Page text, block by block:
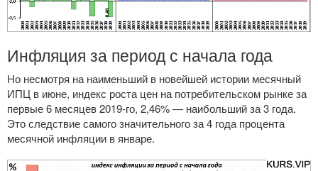
Инфляция за период с начала года
Но несмотря на наименьший в новейшей истории месячный
ИПЦ в июне, индекс роста цен на потребительском рынке за
первые 6 месяцев2019-го, 2,46% — наибольший за 3 года.
Это следствие самого значительного за 4 года процента
месячной инфляции в январе.